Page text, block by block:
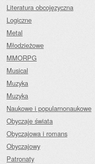
Literatura obcojęzyczna
Logiczne
Metal
Młodzieżowe
MMORPG
Musical
Muzyka
Muzyka
Naukowe i popularnonaukowe
Obyczaje świata
Obyczajowa i romans
Obyczajowy
Patronaty